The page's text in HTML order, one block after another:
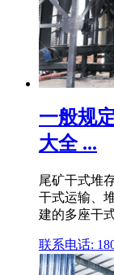
一般规
大全 ...
尾矿干式堆
干式运输、
建的多座干
联系电话: